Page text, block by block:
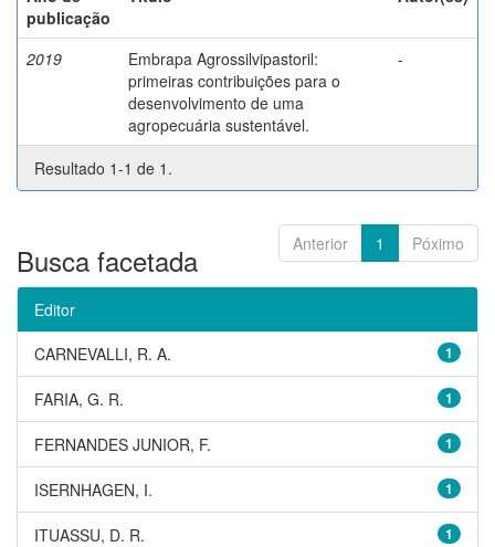
publicação
2019
Embrapa Agrossilvipastoril:
primeiras contribuições para o
desenvolvimento de uma
agropecuária sustentável.
-
Resultado 1-1 de 1.
Anterior 1 Póximo
Busca facetada
Editor
1
CARNEVALLI, R. A.
1
FARIA, G. R.
1
FERNANDES JUNIOR, F.
1
ISERNHAGEN, I.
1
ITUASSU, D. R.